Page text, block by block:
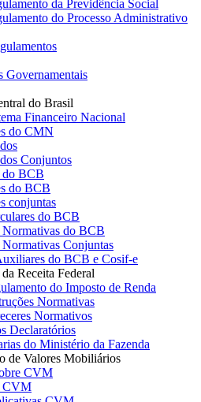
da Previdência Social
do Processo Administrativo
Governamentais
do Brasil
Financeiro Nacional
do CMN
Conjuntos
do BCB
do BCB
conjuntas
do BCB
Normativas do BCB
Normativas Conjuntas
do BCB e Cosif-e
Receita Federal
do Imposto de Renda
Normativas
Normativos
Declaratórios
do Ministério da Fazenda
de Valores Mobiliários
CVM
CVM